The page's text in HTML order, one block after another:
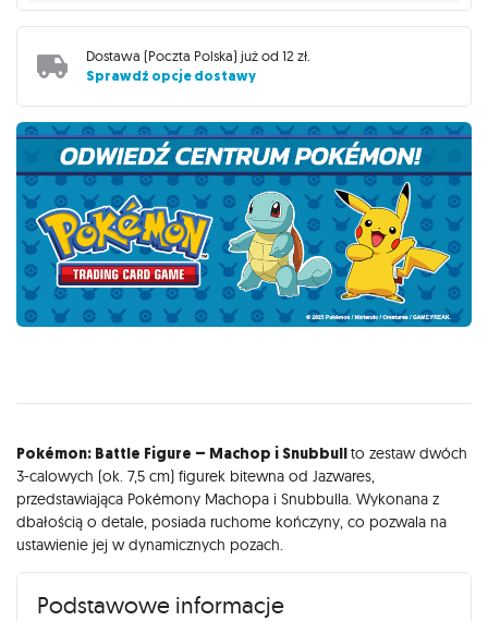
Dostawa (Poczta Polska) już od 12 zł.
Sprawdź opcje dostawy
Opis
Pokémon: Battle Figure – Machop i Snubbullto zestaw dwóch
3-calowych (ok. 7,5 cm) figurek bitewna od Jazwares,
przedstawiająca Pokémony Machopa i Snubbulla. Wykonana z
dbałością o detale, posiada ruchome kończyny, co pozwala na
ustawienie jej w dynamicznych pozach.
Podstawowe informacje